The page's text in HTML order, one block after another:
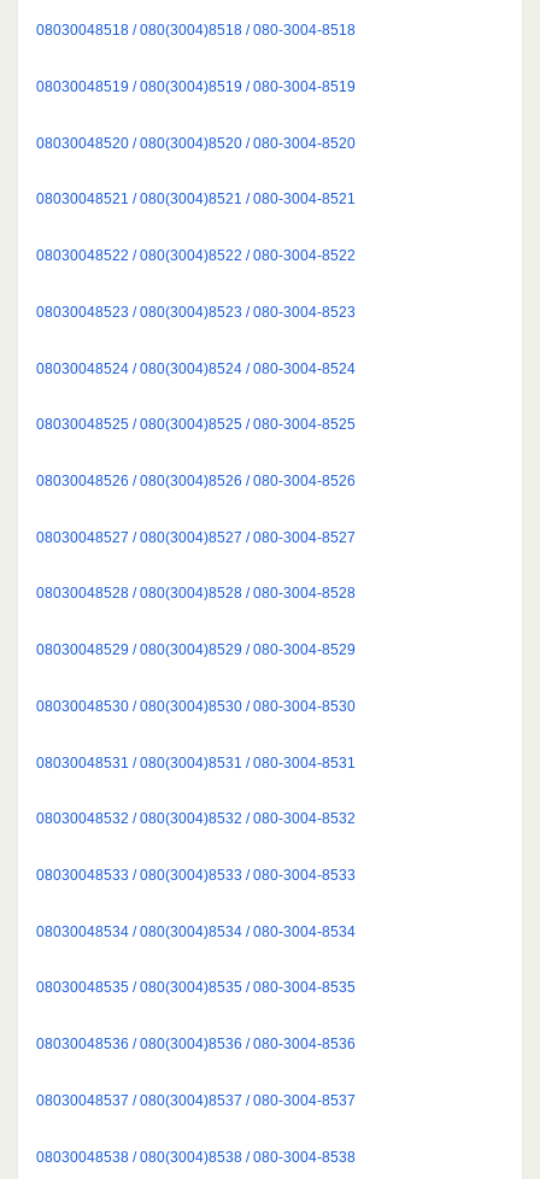
08030048518 / 080(3004)8518 / 080-3004-8518
08030048519 / 080(3004)8519 / 080-3004-8519
08030048520 / 080(3004)8520 / 080-3004-8520
08030048521 / 080(3004)8521 / 080-3004-8521
08030048522 / 080(3004)8522 / 080-3004-8522
08030048523 / 080(3004)8523 / 080-3004-8523
08030048524 / 080(3004)8524 / 080-3004-8524
08030048525 / 080(3004)8525 / 080-3004-8525
08030048526 / 080(3004)8526 / 080-3004-8526
08030048527 / 080(3004)8527 / 080-3004-8527
08030048528 / 080(3004)8528 / 080-3004-8528
08030048529 / 080(3004)8529 / 080-3004-8529
08030048530 / 080(3004)8530 / 080-3004-8530
08030048531 / 080(3004)8531 / 080-3004-8531
08030048532 / 080(3004)8532 / 080-3004-8532
08030048533 / 080(3004)8533 / 080-3004-8533
08030048534 / 080(3004)8534 / 080-3004-8534
08030048535 / 080(3004)8535 / 080-3004-8535
08030048536 / 080(3004)8536 / 080-3004-8536
08030048537 / 080(3004)8537 / 080-3004-8537
08030048538 / 080(3004)8538 / 080-3004-8538